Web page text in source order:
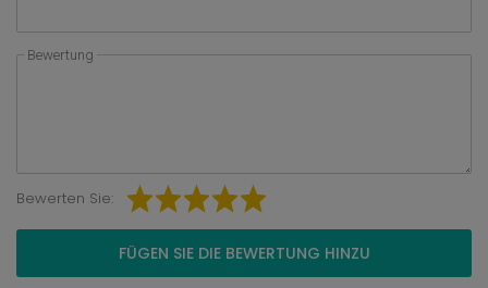
Bewertung
Bewerten Sie:
FÜGEN SIE DIE BEWERTUNG HINZU